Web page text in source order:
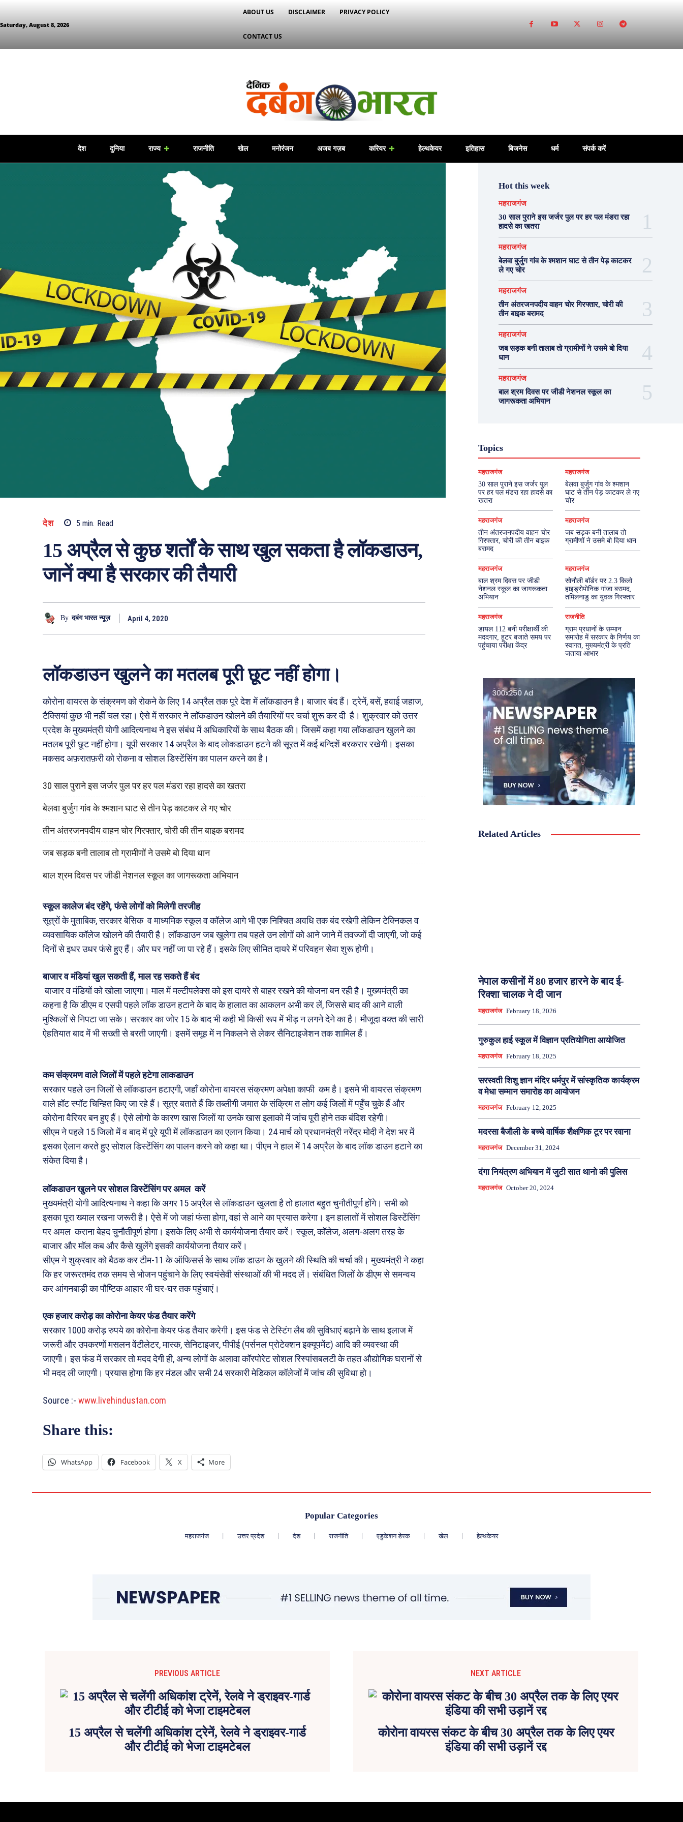
Saturday, August 8, 2026
ABOUT US DISCLAIMER PRIVACY POLICY
CONTACT US
देश दुनिया राज्य राजनीति खेल मनोरंजन अजब गज़ब करियर हेल्थकेयर इतिहास बिजनेस धर्म संपर्क करें
देश 5 min. Read
15 अप्रैल से कुछ शर्तों के साथ खुल सकता है लॉकडाउन,
जानें क्या है सरकार की तैयारी
By दबंग भारत न्यूज़ April 4, 2020
लॉकडाउन खुलने का मतलब पूरी छूट नहीं होगा।
कोरोना वायरस के संक्रमण को रोकने के लिए 14 अप्रैल तक पूरे देश में लॉकडाउन है। बाजार बंद हैं। ट्रेनें, बसें, हवाई जहाज,
टैक्सियां कुछ भी नहीं चल रहा। ऐसे में सरकार ने लॉकडाउन खोलने की तैयारियों पर चर्चा शुरू कर दी है। शुक्रवार को उत्तर
प्रदेश के मुख्यमंत्री योगी आदित्यनाथ ने इस संबंध में अधिकारियों के साथ बैठक की। जिसमें कहा गया लॉकडाउन खुलने का
मतलब पूरी छूट नहीं होगा। यूपी सरकार 14 अप्रैल के बाद लोकडाउन हटने की सूरत में कई बन्दिशें बरकरार रखेगी। इसका
मकसद अफ़रातफ़री को रोकना व सोशल डिस्टेंसिंग का पालन करने का है।
30 साल पुराने इस जर्जर पुल पर हर पल मंडरा रहा हादसे का खतरा
बेलवा बुर्जुग गांव के श्मशान घाट से तीन पेड़ काटकर ले गए चोर
तीन अंतरजनपदीय वाहन चोर गिरफ्तार, चोरी की तीन बाइक बरामद
जब सड़क बनी तालाब तो ग्रामीणों ने उसमे बो दिया धान
बाल श्रम दिवस पर जीडी नेशनल स्कूल का जागरूकता अभियान
स्कूल कालेज बंद रहेंगे, फंसे लोगों को मिलेगी तरजीह
सूत्रों के मुताबिक, सरकार बेसिक व माध्यमिक स्कूल व कॉलेज आगे भी एक निश्चित अवधि तक बंद रखेगी लेकिन टेक्निकल व
व्यवसायिक कॉलेज खोलने की तैयारी है। लॉकडाउन जब खुलेगा तब पहले उन लोगों को आने जाने में तवज्जों दी जाएगी, जो कई
दिनों से इधर उधर फंसे हुए हैं। और घर नहीं जा पा रहे हैं। इसके लिए सीमित दायरे में परिवहन सेवा शुरू होगी।
बाजार व मंडियां खुल सकती हैं, माल रह सकते हैं बंद
बाजार व मंडियों को खोला जाएगा। माल में मल्टीपलेक्स को इस दायरे से बाहर रखने की योजना बन रही है। मुख्यमंत्री का
कहना है कि डीएम व एसपी पहले लॉक डाउन हटाने के बाद के हालात का आकलन अभी कर लें, जिससे बाद की आने वाली
मुश्किलों से निपटा जा सके। सरकार का जोर 15 के बाद भी कही भी किसी रूप में भीड़ न लगने देने का है। मौजूदा वक्त की सारी
ऐहतियात बाद में भी सख्ती से बरती जाएगी। इसमें समूह में न निकलने से लेकर सैनिटाइजेशन तक शामिल हैं।
कम संक्रमण वाले जिलों में पहले हटेगा लाकडाउन
सरकार पहले उन जिलों से लॉकडाउन हटाएगी, जहाँ कोरोना वायरस संक्रमण अपेक्षा काफी कम है। इसमे भी वायरस संक्रमण
वाले हॉट स्पॉट चिन्हित किए जा रहे हैं। सूत्र बताते हैं कि तब्लीगी जमात के संक्रिम त लोग कई जिलों में पहुँच चुके हैं और
कोरोना वैरियर बन हुए हैं। ऐसे लोगो के कारण खास जिलों या उनके खास इलाको में जांच पूरी होने तक बंदिश रहेगी।
सीएम ने पहले 15 जिलो में व बाद में पूरे यूपी में लॉकडाउन का एलान किया। 24 मार्च को प्रधानमंत्री नरेंद्र मोदी ने देश भर में
इसका ऐलान करते हुए सोशल डिस्टेंसिंग का पालन करने को कहा था। पीएम ने हाल में 14 अप्रैल के बाद लॉक डाउन हटाने का
संकेत दिया है।
लॉकडाउन खुलने पर सोशल डिस्टेंसिंग पर अमल करें
मुख्यमंत्री योगी आदित्यनाथ ने कहा कि अगर 15 अप्रैल से लॉकडाउन खुलता है तो हालात बहुत चुनौतीपूर्ण होंगे। सभी को
इसका पूरा ख्याल रखना जरूरी है। ऐसे में जो जहां फंसा होगा, वहां से आने का प्रयास करेगा। इन हालातों में सोशल डिस्टेंसिंग
पर अमल कराना बेहद चुनौतीपूर्ण होगा। इसके लिए अभी से कार्ययोजना तैयार करें। स्कूल, कॉलेज, अलग-अलग तरह के
बाजार और मॉल कब और कैसे खुलेंगे इसकी कार्ययोजना तैयार करें।
सीएम ने शुक्रवार को बैठक कर टीम-11 के ऑफिसर्स के साथ लॉक डाउन के खुलने की स्थिति की चर्चा की। मुख्यमंत्री ने कहा
कि हर जरूरतमंद तक समय से भोजन पहुंचाने के लिए स्वयंसेवी संस्थाओं की भी मदद लें। संबंधित जिलों के डीएम से समन्वय
कर आंगनबाड़ी का पौष्टिक आहार भी घर-घर तक पहुंचाएं।
एक हजार करोड़ का कोरोना केयर फंड तैयार करेंगे
सरकार 1000 करोड़ रुपये का कोरोना केयर फंड तैयार करेगी। इस फंड से टेस्टिंग लैब की सुविधाएं बढ़ाने के साथ इलाज में
जरूरी और उपकरणों मसलन वेंटीलेटर, मास्क, सेनिटाइजर, पीपीई (पर्सनल प्रोटेक्शन इक्यूपमेंट) आदि की व्यवस्था की
जाएगी। इस फंड में सरकार तो मदद देगी ही, अन्य लोगों के अलावा कॉरपोरेट सोशल रिस्पांसबलटी के तहत औद्योगिक घरानों से
भी मदद ली जाएगी। प्रयास होगा कि हर मंडल और सभी 24 सरकारी मेडिकल कॉलेजों में जांच की सुविधा हो।
Source :- www.livehindustan.com
Share this:
WhatsApp Facebook X More
Hot this week
महराजगंज
30 साल पुराने इस जर्जर पुल पर हर पल मंडरा रहा
हादसे का खतरा
महराजगंज
बेलवा बुर्जुग गांव के श्मशान घाट से तीन पेड़ काटकर
ले गए चोर
महराजगंज
तीन अंतरजनपदीय वाहन चोर गिरफ्तार, चोरी की
तीन बाइक बरामद
महराजगंज
जब सड़क बनी तालाब तो ग्रामीणों ने उसमे बो दिया
धान
महराजगंज
बाल श्रम दिवस पर जीडी नेशनल स्कूल का
जागरूकता अभियान
Topics
महराजगंज
30 साल पुराने इस जर्जर पुल
पर हर पल मंडरा रहा हादसे का
खतरा
महराजगंज
बेलवा बुर्जुग गांव के श्मशान
घाट से तीन पेड़ काटकर ले गए
चोर
महराजगंज
तीन अंतरजनपदीय वाहन चोर
गिरफ्तार, चोरी की तीन बाइक
बरामद
महराजगंज
जब सड़क बनी तालाब तो
ग्रामीणों ने उसमे बो दिया धान
महराजगंज
बाल श्रम दिवस पर जीडी
नेशनल स्कूल का जागरूकता
अभियान
महराजगंज
सोनौली बॉर्डर पर 2.3 किलो
हाइड्रोपोनिक गांजा बरामद,
तमिलनाडु का युवक गिरफ्तार
महराजगंज
डायल 112 बनी परीक्षार्थी की
मददगार, हूटर बजाते समय पर
पहुंचाया परीक्षा केंद्र
राजनीति
ग्राम प्रधानों के सम्मान
समारोह में सरकार के निर्णय का
स्वागत, मुख्यमंत्री के प्रति
जताया आभार
Related Articles
नेपाल कसीनों में 80 हजार हारने के बाद ई-
रिक्शा चालक ने दी जान
महराजगंज February 18, 2026
गुरुकुल हाई स्कूल में विज्ञान प्रतियोगिता आयोजित
महराजगंज February 18, 2025
सरस्वती शिशु ज्ञान मंदिर धर्मपुर में सांस्कृतिक कार्यक्रम
व मेधा सम्मान समारोह का आयोजन
महराजगंज February 12, 2025
मदरसा बैजौली के बच्चे वार्षिक शैक्षणिक टूर पर रवाना
महराजगंज December 31, 2024
दंगा नियंत्रण अभियान में जुटी सात थानो की पुलिस
महराजगंज October 20, 2024
Popular Categories
महराजगंज उत्तर प्रदेश देश राजनीति एडुकेशन डेस्क खेल हेल्थकेयर
PREVIOUS ARTICLE
15 अप्रैल से चलेंगी अधिकांश ट्रेनें, रेलवे ने ड्राइवर-गार्ड
और टीटीई को भेजा टाइमटेबल
NEXT ARTICLE
कोरोना वायरस संकट के बीच 30 अप्रैल तक के लिए एयर
इंडिया की सभी उड़ानें रद्द